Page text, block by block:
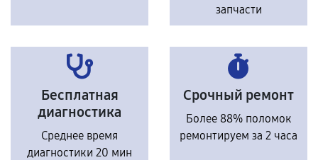
запчасти
Бесплатная
диагностика
Среднее время
диагностики 20 мин
Срочный ремонт
Более 88% поломок
ремонтируем за 2 часа